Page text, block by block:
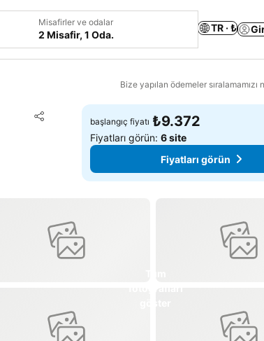
Misafirler ve odalar
2 Misafir, 1 Oda.
TR · ₺
Bize yapılan ödemeler sıralamamızı
Paylaş
Favorilerime ekle
başlangıç fiyatı ₺9.372
Fiyatları görün:6 site
Fiyatları görün